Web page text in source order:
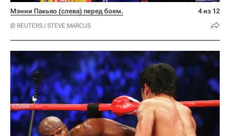
Мэнни Пакьяо (слева) перед боем.
© REUTERS / STEVE MARCUS
4 из 12